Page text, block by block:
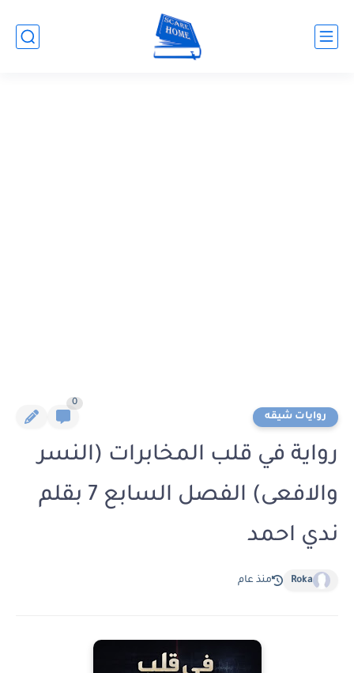
روايات شيقه
0
رواية في قلب المخابرات (النسر
والافعى) الفصل السابع 7 بقلم
ندي احمد
Roka منذ عام